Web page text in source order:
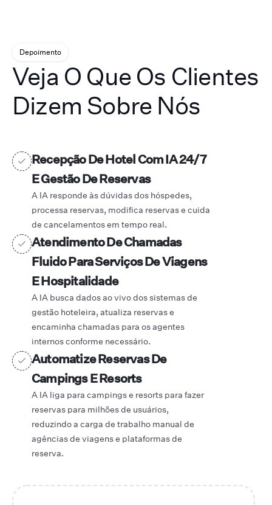
Depoimento
Veja O Que Os Clientes
Dizem Sobre Nós
Recepção De Hotel Com IA 24/7
E Gestão De Reservas
A IA responde às dúvidas dos hóspedes,
processa reservas, modifica reservas e cuida
de cancelamentos em tempo real.
Atendimento De Chamadas
Fluido Para Serviços De Viagens
E Hospitalidade
A IA busca dados ao vivo dos sistemas de
gestão hoteleira, atualiza reservas e
encaminha chamadas para os agentes
internos conforme necessário.
Automatize Reservas De
Campings E Resorts
A IA liga para campings e resorts para fazer
reservas para milhões de usuários,
reduzindo a carga de trabalho manual de
agências de viagens e plataformas de
reserva.